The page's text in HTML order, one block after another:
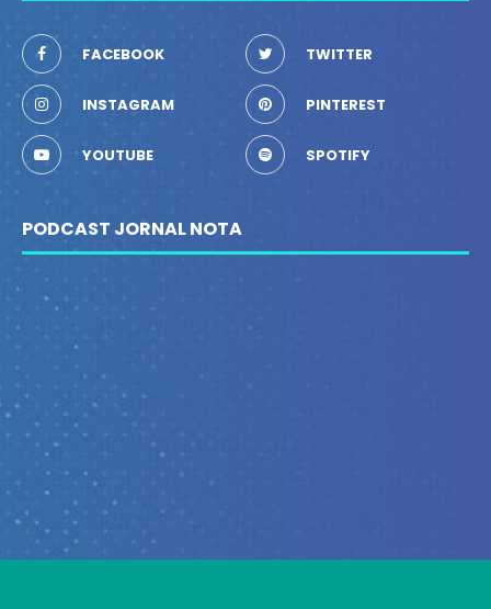
FACEBOOK TWITTER
INSTAGRAM PINTEREST
YOUTUBE SPOTIFY
PODCAST JORNAL NOTA